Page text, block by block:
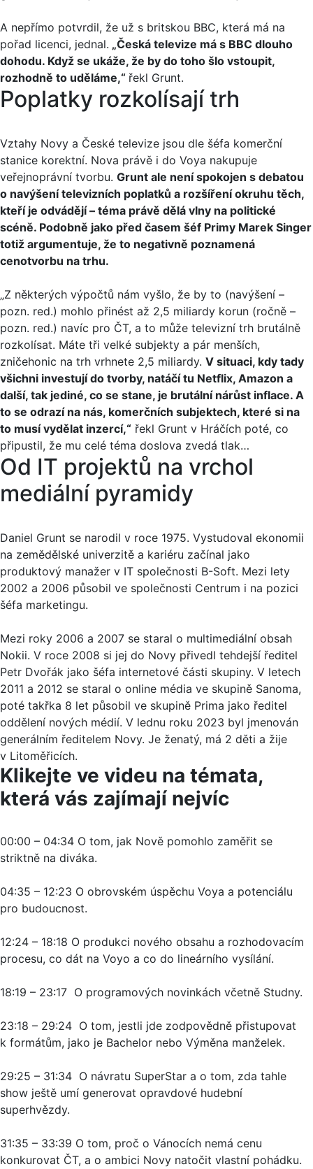
A nepřímo potvrdil, že už s britskou BBC, která má na
pořad licenci, jednal. „Česká televize má s BBC dlouho
dohodu. Když se ukáže, že by do toho šlo vstoupit,
rozhodně to uděláme,“ řekl Grunt.
Poplatky rozkolísají trh
Vztahy Novy a České televize jsou dle šéfa komerční
stanice korektní. Nova právě i do Voya nakupuje
veřejnoprávní tvorbu. Grunt ale není spokojen s debatou
o navýšení televizních poplatků a rozšíření okruhu těch,
kteří je odvádějí – téma právě dělá vlny na politické
scéně. Podobně jako před časem šéf Primy Marek Singer
totiž argumentuje, že to negativně poznamená
cenotvorbu na trhu.
„Z některých výpočtů nám vyšlo, že by to (navýšení –
pozn. red.) mohlo přinést až 2,5 miliardy korun (ročně –
pozn. red.) navíc pro ČT, a to může televizní trh brutálně
rozkolísat. Máte tři velké subjekty a pár menších,
zničehonic na trh vrhnete 2,5 miliardy. V situaci, kdy tady
všichni investují do tvorby, natáčí tu Netflix, Amazon a
další, tak jediné, co se stane, je brutální nárůst inflace. A
to se odrazí na nás, komerčních subjektech, které si na
to musí vydělat inzercí,“ řekl Grunt v Hráčích poté, co
připustil, že mu celé téma doslova zvedá tlak…
Od IT projektů na vrchol
mediální pyramidy
Daniel Grunt se narodil v roce 1975. Vystudoval ekonomii
na zemědělské univerzitě a kariéru začínal jako
produktový manažer v IT společnosti B-Soft. Mezi lety
2002 a 2006 působil ve společnosti Centrum i na pozici
šéfa marketingu.
Mezi roky 2006 a 2007 se staral o multimediální obsah
Nokii. V roce 2008 si jej do Novy přivedl tehdejší ředitel
Petr Dvořák jako šéfa internetové části skupiny. V letech
2011 a 2012 se staral o online média ve skupině Sanoma,
poté takřka 8 let působil ve skupině Prima jako ředitel
oddělení nových médií. V lednu roku 2023 byl jmenován
generálním ředitelem Novy. Je ženatý, má 2 děti a žije
v Litoměřicích.
Klikejte ve videu na témata,
která vás zajímají nejvíc
00:00 – 04:34 O tom, jak Nově pomohlo zaměřit se
striktně na diváka.
04:35 – 12:23 O obrovském úspěchu Voya a potenciálu
pro budoucnost.
12:24 – 18:18 O produkci nového obsahu a rozhodovacím
procesu, co dát na Voyo a co do lineárního vysílání.
18:19 – 23:17 O programových novinkách včetně Studny.
23:18 – 29:24 O tom, jestli jde zodpovědně přistupovat
k formátům, jako je Bachelor nebo Výměna manželek.
29:25 – 31:34 O návratu SuperStar a o tom, zda tahle
show ještě umí generovat opravdové hudební
superhvězdy.
31:35 – 33:39 O tom, proč o Vánocích nemá cenu
konkurovat ČT, a o ambici Novy natočit vlastní pohádku.